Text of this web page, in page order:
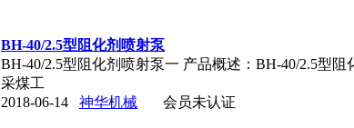
BH-40/2.5型阻化剂喷射泵
BH-40/2.5型阻化剂喷射泵一 产品概述：BH-40/2.5型
采煤工
2018-06-14
神华机械 会员未认证